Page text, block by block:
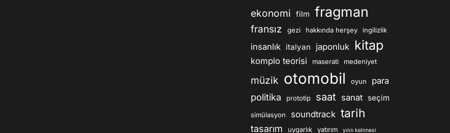
ekonomi film fragman
fransız gezi hakkında herşey ingilizlik
insanlık italyan japonluk kitap
komplo teorisi maserati medeniyet
müzik otomobil oyun para
politika prototip saat sanat seçim
simülasyon soundtrack tarih
tasarım uygarlık yatırım yılın kelimesi